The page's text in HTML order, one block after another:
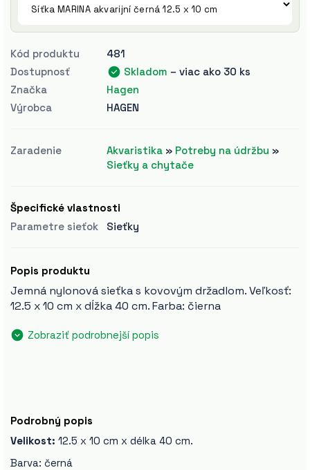
Kód produktu
481
Dostupnosť
Skladom – viac ako 30 ks
Značka
Hagen
Výrobca
HAGEN
Zaradenie Akvaristika » Potreby na údržbu »
Sieťky a chytače
Špecifické vlastnosti
Parametre sieťok
Sieťky
Popis produktu
Jemná nylonová sieťka s kovovým držadlom. Veľkosť:
12.5 x 10 cm x dĺžka 40 cm. Farba: čierna
Zobraziť podrobnejší popis
Podrobný popis
Velikost: 12.5 x 10 cm x délka 40 cm.
Barva: černá